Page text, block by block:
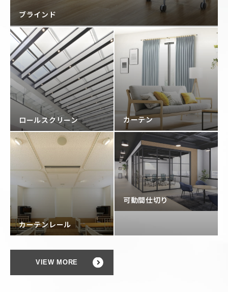
ブラインド
ロールスクリーン カーテン
カーテンレール
可動間仕切り
VIEW MORE